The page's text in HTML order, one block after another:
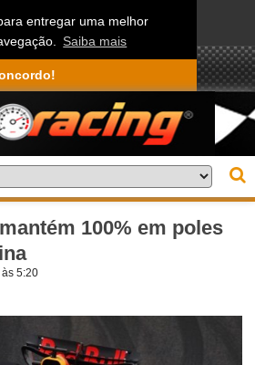
entregar uma melhor
Saiba mais
100% em poles
5:20